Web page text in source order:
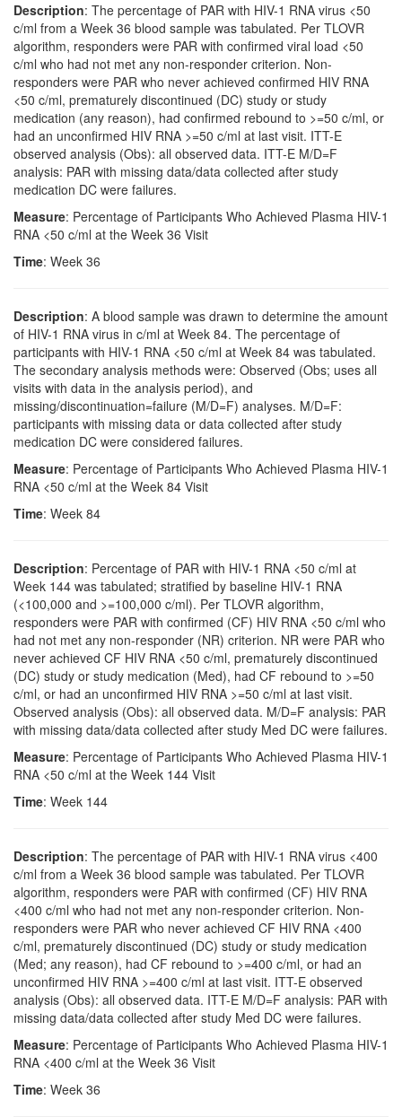
Description: The percentage of PAR with HIV-1 RNA virus <50
c/ml from a Week 36 blood sample was tabulated. Per TLOVR
algorithm, responders were PAR with confirmed viral load <50
c/ml who had not met any non-responder criterion. Non-
responders were PAR who never achieved confirmed HIV RNA
<50 c/ml, prematurely discontinued (DC) study or study
medication (any reason), had confirmed rebound to >=50 c/ml, or
had an unconfirmed HIV RNA >=50 c/ml at last visit. ITT-E
observed analysis (Obs): all observed data. ITT-E M/D=F
analysis: PAR with missing data/data collected after study
medication DC were failures.
Measure: Percentage of Participants Who Achieved Plasma HIV-1
RNA <50 c/ml at the Week 36 Visit
Time: Week 36
Description: A blood sample was drawn to determine the amount
of HIV-1 RNA virus in c/ml at Week 84. The percentage of
participants with HIV-1 RNA <50 c/ml at Week 84 was tabulated.
The secondary analysis methods were: Observed (Obs; uses all
visits with data in the analysis period), and
missing/discontinuation=failure (M/D=F) analyses. M/D=F:
participants with missing data or data collected after study
medication DC were considered failures.
Measure: Percentage of Participants Who Achieved Plasma HIV-1
RNA <50 c/ml at the Week 84 Visit
Time: Week 84
Description: Percentage of PAR with HIV-1 RNA <50 c/ml at
Week 144 was tabulated; stratified by baseline HIV-1 RNA
(<100,000 and >=100,000 c/ml). Per TLOVR algorithm,
responders were PAR with confirmed (CF) HIV RNA <50 c/ml who
had not met any non-responder (NR) criterion. NR were PAR who
never achieved CF HIV RNA <50 c/ml, prematurely discontinued
(DC) study or study medication (Med), had CF rebound to >=50
c/ml, or had an unconfirmed HIV RNA >=50 c/ml at last visit.
Observed analysis (Obs): all observed data. M/D=F analysis: PAR
with missing data/data collected after study Med DC were failures.
Measure: Percentage of Participants Who Achieved Plasma HIV-1
RNA <50 c/ml at the Week 144 Visit
Time: Week 144
Description: The percentage of PAR with HIV-1 RNA virus <400
c/ml from a Week 36 blood sample was tabulated. Per TLOVR
algorithm, responders were PAR with confirmed (CF) HIV RNA
<400 c/ml who had not met any non-responder criterion. Non-
responders were PAR who never achieved CF HIV RNA <400
c/ml, prematurely discontinued (DC) study or study medication
(Med; any reason), had CF rebound to >=400 c/ml, or had an
unconfirmed HIV RNA >=400 c/ml at last visit. ITT-E observed
analysis (Obs): all observed data. ITT-E M/D=F analysis: PAR with
missing data/data collected after study Med DC were failures.
Measure: Percentage of Participants Who Achieved Plasma HIV-1
RNA <400 c/ml at the Week 36 Visit
Time: Week 36